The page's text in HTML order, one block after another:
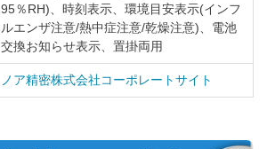
95％RH)、時刻表示、環境目安表示(インフ
ルエンザ注意/熱中症注意/乾燥注意)、電池
交換お知らせ表示、置掛両用
ノア精密株式会社コーポレートサイト